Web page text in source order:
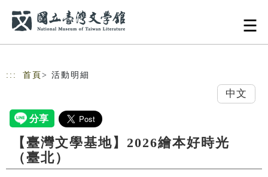
::: 首頁 > 活動明細
中文
【臺灣文學基地】2026繪本好時光
（臺北）